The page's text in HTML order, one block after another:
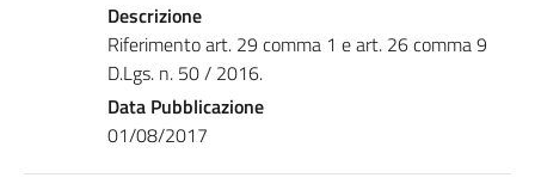
Descrizione
Riferimento art. 29 comma 1 e art. 26 comma 9
D.Lgs. n. 50 / 2016.
Data Pubblicazione
01/08/2017